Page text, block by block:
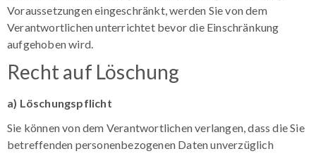
Voraussetzungen eingeschränkt, werden Sie von dem
Verantwortlichen unterrichtet bevor die Einschränkung
aufgehoben wird.
Recht auf Löschung
a) Löschungspflicht
Sie können von dem Verantwortlichen verlangen, dass die Sie
betreffenden personenbezogenen Daten unverzüglich